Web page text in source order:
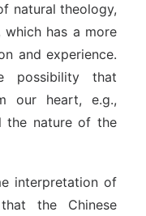
natural theology,
which has a more
and experience.
that
our heart, e.g.,
the nature of the
interpretation of
the Chinese